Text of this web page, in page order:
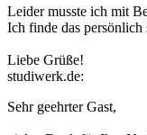
Leider musste ich mit
Ich finde das
Liebe Grüße!
studiwerk.de:
Sehr geehrter Gast,